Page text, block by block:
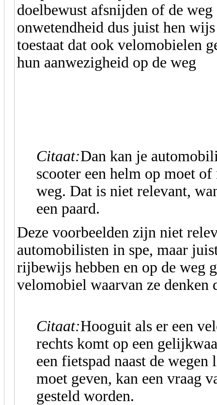
doelbewust afsnijden of de
onwetendheid dus juist hen
toestaat dat ook velomobielen
hun aanwezigheid op de weg
Citaat:Dan kan je
scooter een helm op moet
weg. Dat is niet relevant,
een paard.
Deze voorbeelden zijn niet
automobilisten in spe, maar
rijbewijs hebben en op de weg
velomobiel waarvan ze
Citaat:Hooguit als er een
rechts komt op een
een fietspad naast de
moet geven, kan een vraag
gesteld worden.